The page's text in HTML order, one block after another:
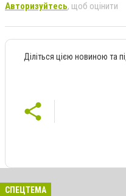
Авторизуйтесь, щоб оцінити
Діліться цією новиною та
СПЕЦТЕМА